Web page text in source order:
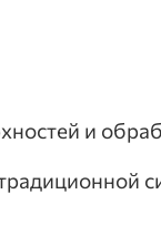
и